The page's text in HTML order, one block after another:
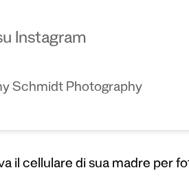
Instagram
Schmidt Photography
il cellulare di sua madre per